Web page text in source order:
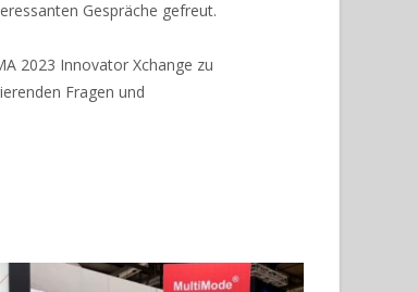
Gespräche gefreut.
2023 Innovator Xchange zu
Fragen und